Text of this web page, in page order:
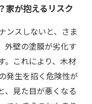
家が抱えるリスク
ンスしないと、さま
外壁の塗膜が劣化す
。これにより、木材
発生を招く危険性が
、見た目が悪くなる